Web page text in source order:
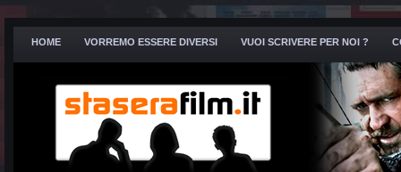
HOME VORREMO ESSERE DIVERSI VUOI SCRIVERE PER NOI ?